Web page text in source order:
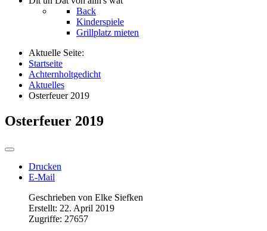
Back
Kinderspiele
Grillplatz mieten
Aktuelle Seite:
Startseite
Achternholtgedicht
Aktuelles
Osterfeuer 2019
Osterfeuer 2019
Drucken
E-Mail
Geschrieben von Elke Siefken
Erstellt: 22. April 2019
Zugriffe: 27657